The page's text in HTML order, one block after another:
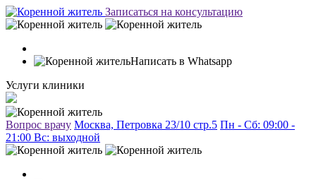
Записаться на консультацию
Написать в Whatsapp
Услуги клиники
Вопрос врачу Москва, Петровка 23/10 стр.5 Пн - Сб: 09:00 -
21:00 Вc: выходной